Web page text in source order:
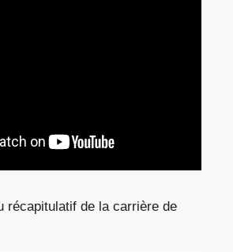
récapitulatif de la carrière de